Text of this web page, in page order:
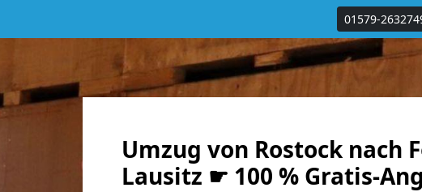
01579-
Umzug von Rostock nach
Lausitz ☛ 100 % Gratis-